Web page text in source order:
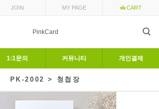
JOIN MY PAGE CART
PinkCard
1:1문의 커뮤니티 개인결제
PK-2002 > 청첩장